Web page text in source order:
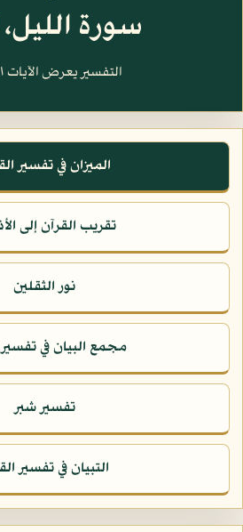
سورة الليل،
التفسير يعرض الآيات ١ إلى ٢١
الميزان في تفسير
تقريب القرآن إلى
نور الثقلين
مجمع البيان في تفسير
تفسير شبر
التبيان في تفسير